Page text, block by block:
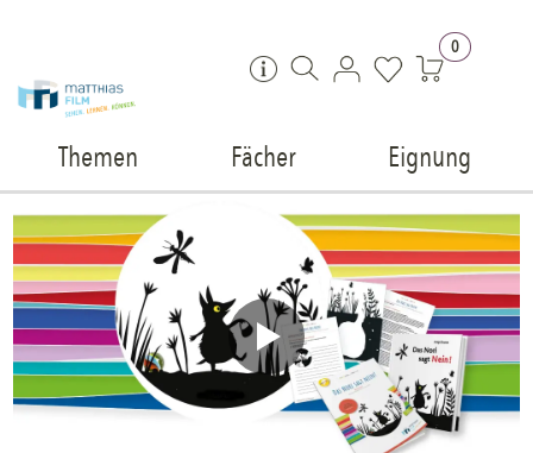
0
Themen Fächer Eignung